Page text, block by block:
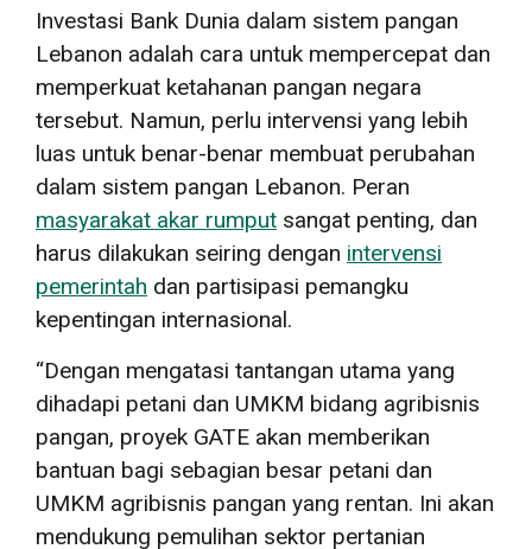
Investasi Bank Dunia dalam sistem pangan
Lebanon adalah cara untuk mempercepat dan
memperkuat ketahanan pangan negara
tersebut. Namun, perlu intervensi yang lebih
luas untuk benar-benar membuat perubahan
dalam sistem pangan Lebanon. Peran
masyarakat akar rumput sangat penting, dan
harus dilakukan seiring dengan intervensi
pemerintah dan partisipasi pemangku
kepentingan internasional.
“Dengan mengatasi tantangan utama yang
dihadapi petani dan UMKM bidang agribisnis
pangan, proyek GATE akan memberikan
bantuan bagi sebagian besar petani dan
UMKM agribisnis pangan yang rentan. Ini akan
mendukung pemulihan sektor pertanian